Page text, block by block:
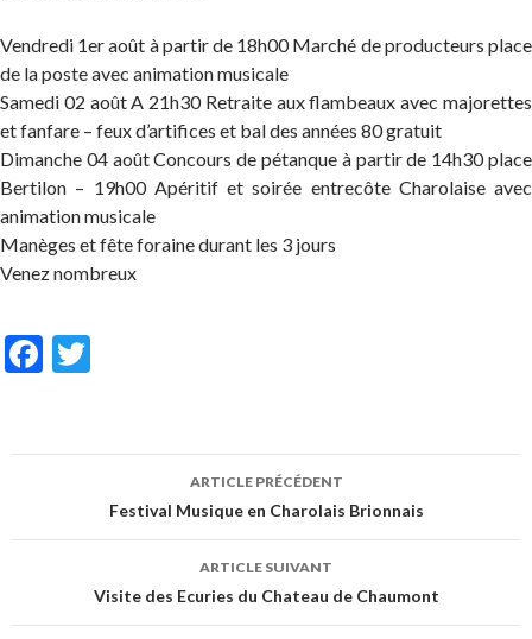
Vendredi 1er août à partir de 18h00 Marché de producteurs place
de la poste avec animation musicale
Samedi 02 août A 21h30 Retraite aux flambeaux avec majorettes
et fanfare – feux d’artifices et bal des années 80 gratuit
Dimanche 04 août Concours de pétanque à partir de 14h30 place
Bertilon – 19h00 Apéritif et soirée entrecôte Charolaise avec
animation musicale
Manèges et fête foraine durant les 3 jours
Venez nombreux
F
b
o
er
ARTICLE PRÉCÉDENT
Festival Musique en Charolais Brionnais
ARTICLE SUIVANT
Visite des Ecuries du Chateau de Chaumont